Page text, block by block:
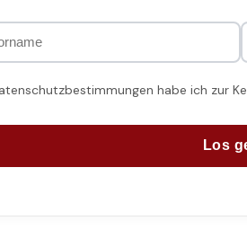
habe ich zur
Los